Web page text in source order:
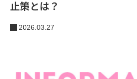
止策とは？
2026.03.27